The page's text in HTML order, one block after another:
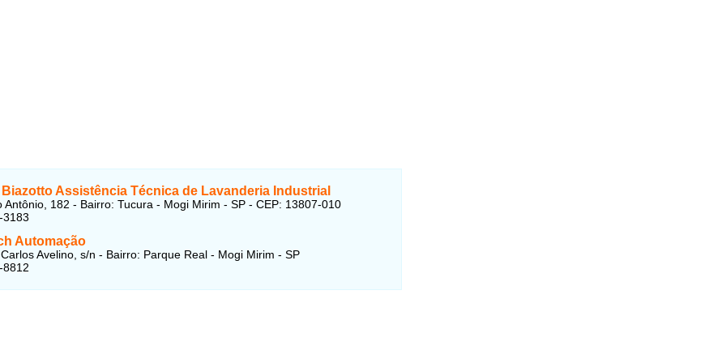
Assistência Técnica de Lavanderia Industrial
Antônio, 182 - Bairro: Tucura - Mogi Mirim - SP - CEP: 13807-010
3183
Automação
Avelino, s/n - Bairro: Parque Real - Mogi Mirim - SP
8812